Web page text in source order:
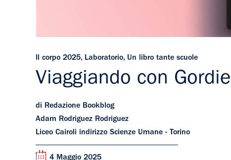
Il corpo 2025, Laboratorio, Un libro tante scuole
Viaggiando con
di Redazione Bookblog
Adam Rodriguez Rodriguez
Liceo Cairoli indirizzo Scienze Umane - Torino
4 Maggio 2025